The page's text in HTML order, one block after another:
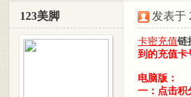
123美脚 发表于
卡密充值链
到的充值卡
电脑版：
一：点击积